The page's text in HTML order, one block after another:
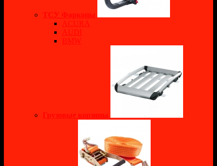
ТСУ Фаркопы
ACURA
AUDI
BMW
Грузовые корзины